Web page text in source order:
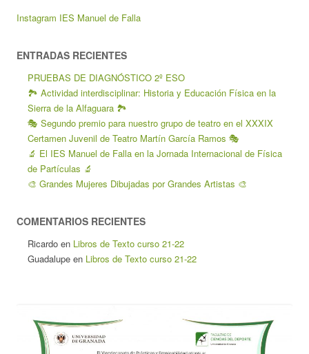
Instagram IES Manuel de Falla
ENTRADAS RECIENTES
PRUEBAS DE DIAGNÓSTICO 2º ESO
🏞️ Actividad interdisciplinar: Historia y Educación Física en la
Sierra de la Alfaguara 🏞️
🎭 Segundo premio para nuestro grupo de teatro en el XXXIX
Certamen Juvenil de Teatro Martín García Ramos 🎭
🔬 El IES Manuel de Falla en la Jornada Internacional de Física
de Partículas 🔬
🎨 Grandes Mujeres Dibujadas por Grandes Artistas 🎨
COMENTARIOS RECIENTES
Ricardo en Libros de Texto curso 21-22
Guadalupe en Libros de Texto curso 21-22